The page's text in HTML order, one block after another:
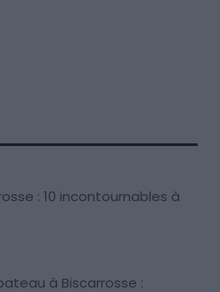
: 10 incontournables à
à Biscarrosse :